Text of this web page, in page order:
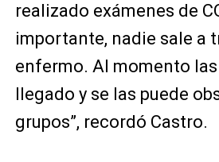
realizado exámenes de
importante, nadie sale a
enfermo. Al momento
llegado y se las puede
grupos”, recordó Castro.